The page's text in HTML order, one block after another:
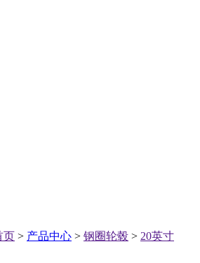
页 > 产品中心 > 钢圈轮毂 > 20英寸